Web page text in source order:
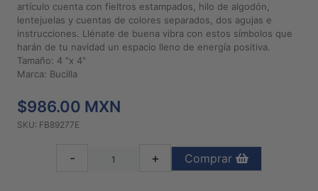
Políticas
Compra
2026
Diseños
artículo cuenta con fieltros estampados, hilo de algodón,
lentejuelas y cuentas de colores separados, dos agujas e
instrucciones. Llénate de buena vibra con estos símbolos que
harán de tu navidad un espacio lleno de energía positiva.
Tamaño: 4 "x 4"
Marca: Bucilla
$986.00 MXN
SKU: FB89277E
- + Comprar